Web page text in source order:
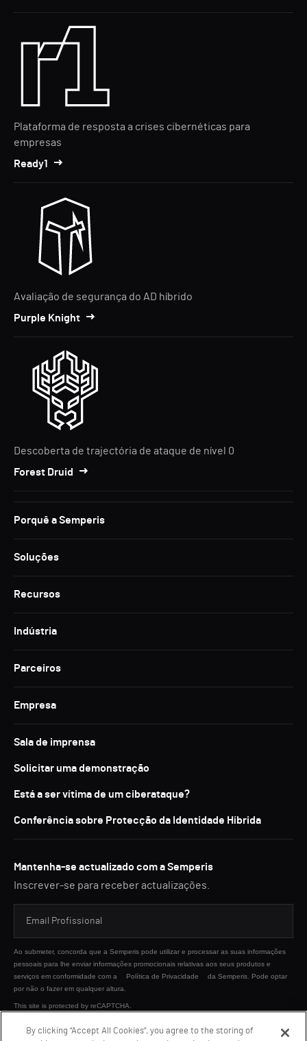
Plataforma de resposta a crises cibernéticas para
empresas
Ready1
Avaliação de segurança do AD híbrido
Purple Knight
Descoberta de trajectória de ataque de nível 0
Forest Druid
Porquê a Semperis
Soluções
Recursos
Indústria
Parceiros
Empresa
Sala de imprensa
Solicitar uma demonstração
Está a ser vítima de um ciberataque?
Conferência sobre Protecção da Identidade Híbrida
Mantenha-se actualizado com a Semperis
Inscrever-se para receber actualizações.
Ao submeter, concorda que a Semperis pode utilizar e processar as suas informações
pessoais para lhe enviar informações promocionais relativas aos seus produtos e
serviços em conformidade com a
Política de Privacidade
da Semperis. Pode optar
por não o fazer em qualquer altura.
This site is protected by reCAPTCHA.
By clicking “Accept All Cookies”, you agree to the storing of